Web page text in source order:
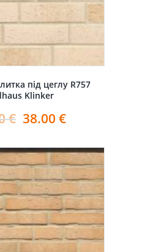
під цеглу R757
Klinker
€ 38.00 €